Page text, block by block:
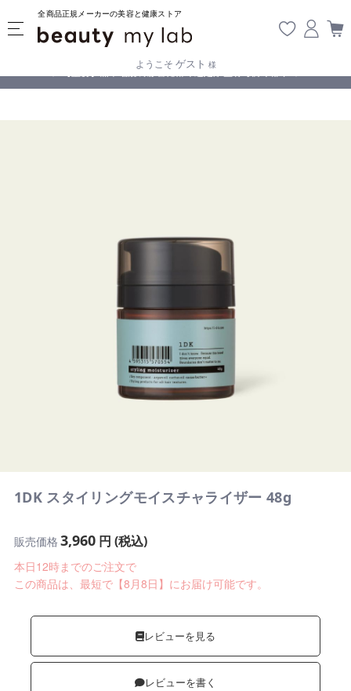
全商品正規メーカーの美容と健康ストア
ようこそ ゲスト 様
【重要】熊本地震の影響により遅延が生じております
1DK スタイリングモイスチャライザー 48g
販売価格 3,960円 (税込)
本日12時までのご注文で
この商品は、最短で【8月8日】にお届け可能です。
レビューを見る
レビューを書く